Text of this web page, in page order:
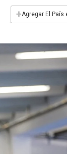
+Agregar El País